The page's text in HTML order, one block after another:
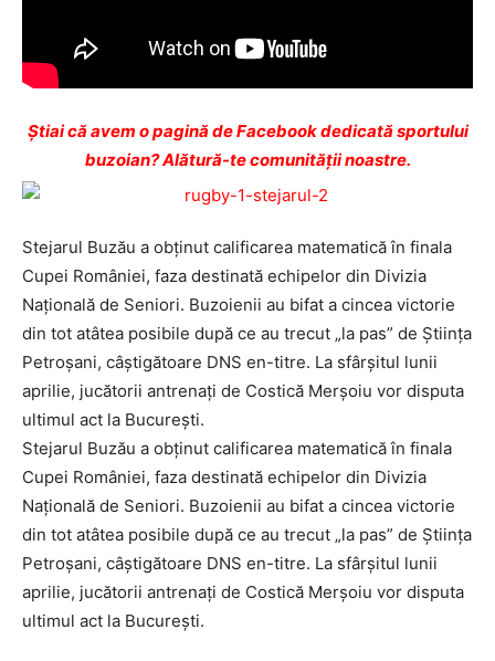
Ştiai că avem o pagină de Facebook dedicată sportului
buzoian? Alătură-te comunității noastre.
Stejarul Buzău a obţinut calificarea matematică în finala
Cupei României, faza destinată echipelor din Divizia
Naţională de Seniori. Buzoienii au bifat a cincea victorie
din tot atâtea posibile după ce au trecut „la pas” de Ştiinţa
Petroşani, câştigătoare DNS en-titre. La sfârşitul lunii
aprilie, jucătorii antrenaţi de Costică Merşoiu vor disputa
ultimul act la Bucureşti.
Stejarul Buzău a obţinut calificarea matematică în finala
Cupei României, faza destinată echipelor din Divizia
Naţională de Seniori. Buzoienii au bifat a cincea victorie
din tot atâtea posibile după ce au trecut „la pas” de Ştiinţa
Petroşani, câştigătoare DNS en-titre. La sfârşitul lunii
aprilie, jucătorii antrenaţi de Costică Merşoiu vor disputa
ultimul act la Bucureşti.